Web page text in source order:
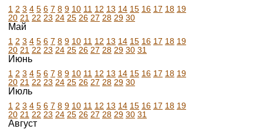
1 2 3 4 5 6 7 8 9 10 11 12 13 14 15 16 17 18 19
20 21 22 23 24 25 26 27 28 29 30
Май
1 2 3 4 5 6 7 8 9 10 11 12 13 14 15 16 17 18 19
20 21 22 23 24 25 26 27 28 29 30 31
Июнь
1 2 3 4 5 6 7 8 9 10 11 12 13 14 15 16 17 18 19
20 21 22 23 24 25 26 27 28 29 30
Июль
1 2 3 4 5 6 7 8 9 10 11 12 13 14 15 16 17 18 19
20 21 22 23 24 25 26 27 28 29 30 31
Август